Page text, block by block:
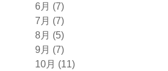
6月 (7)
7月 (7)
8月 (5)
9月 (7)
10月 (11)